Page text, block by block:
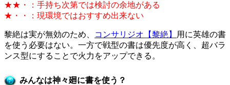
★★・：手持ち次第では検討の余地がある
★・・：現環境ではおすすめ出来ない
黎絶は実が無効のため、 コンサリジオ【黎絶】
用に英雄の書
を使う必要はない。一方で戦型の書は優先度が高く、超バラ
ンス型にすることで火力をアップできる。
みんなは神々廻に書を使う？